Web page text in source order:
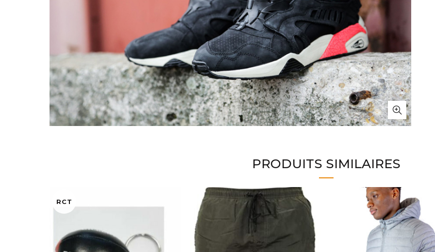
PRODUITS SIMILAIRES
RCT